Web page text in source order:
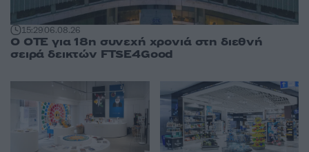
15:2906.08.26
Ο ΟΤΕ για 18η συνεχή χρονιά στη διεθνή
σειρά δεικτών FTSE4Good